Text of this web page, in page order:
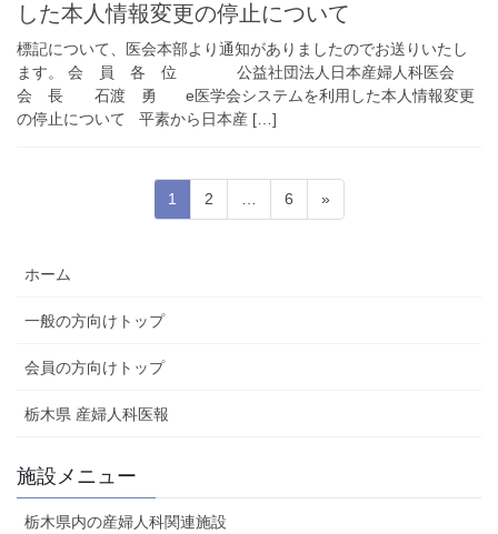
した本人情報変更の停止について
標記について、医会本部より通知がありましたのでお送りいたし
ます。 会 員 各 位 公益社団法人日本産婦人科医会
会 長 石渡 勇 e医学会システムを利用した本人情報変更
の停止について 平素から日本産 […]
ペ
ー
ジ
り
固
定
1
固
定
2 …
固
定
6 »
ホーム
一般の方向けトップ
会員の方向けトップ
栃木県 産婦人科医報
施設メニュー
栃木県内の産婦人科関連施設